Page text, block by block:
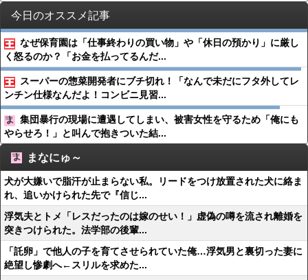
今日のオススメ記事
なぜ保育園は「仕事終わりの買い物」や「休日の預かり」に厳し
く怒るのか？「お金を払ってるんだ...
スーパーの惣菜開発者にブチ切れ！「なんで未だにフタ外してレ
ンチン仕様なんだよ！コンビニ見習...
集団暴行の現場に遭遇してしまい、被害女性を守るため「俺にも
やらせろ！」と叫んで抱きついた結...
まなにゅ～
犬が大嫌いで脂汗が止まらない私。リードをつけ放置された犬に絡ま
れ、追いかけられた先で『信じ...
浮気夫とトメ「レスだったのは嫁のせい！」虚偽の噂を流され離婚を
突きつけられた。法学部の後輩...
「託卵」で他人の子を育てさせられていた俺…浮気男と裏切った妻に
絶望し惨劇へ←スリルを求めた...